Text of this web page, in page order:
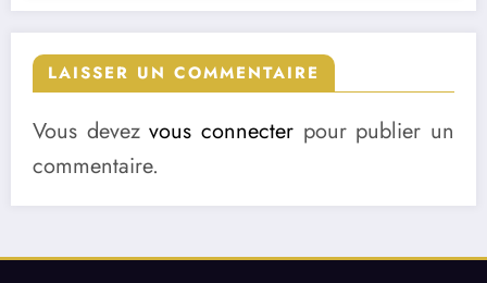
LAISSER UN COMMENTAIRE
Vous devezvous connecter pour publier un
commentaire.